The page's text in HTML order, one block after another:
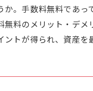
。手数料無料であ
料のメリット・デ
トが得られ、資産を